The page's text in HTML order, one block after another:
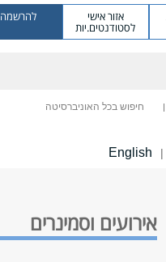
אזור אישי
לסטודנטים.יות
להרשמה
חיפוש בכל האוניברסיטה
|
English
אירועים וסמינרים